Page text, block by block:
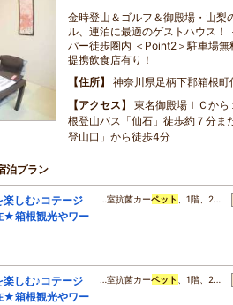
金時登山＆ゴルフ＆御殿場・山
ル、連泊に最適のゲストハウス！
パー徒歩圏内 ＜Point2＞駐車場
提携飲食店有り！
住所
神奈川県足柄下郡箱根
アクセス
東名御殿場ＩＣか
根登山バス「仙石」徒歩約７分ま
登山口」から徒歩4分
泊プラン
楽しむ♪コテージ
★箱根観光やワー
…室抗菌カーペット 、1階、2…
楽しむ♪コテージ
★箱根観光やワー
…室抗菌カーペット 、1階、2…